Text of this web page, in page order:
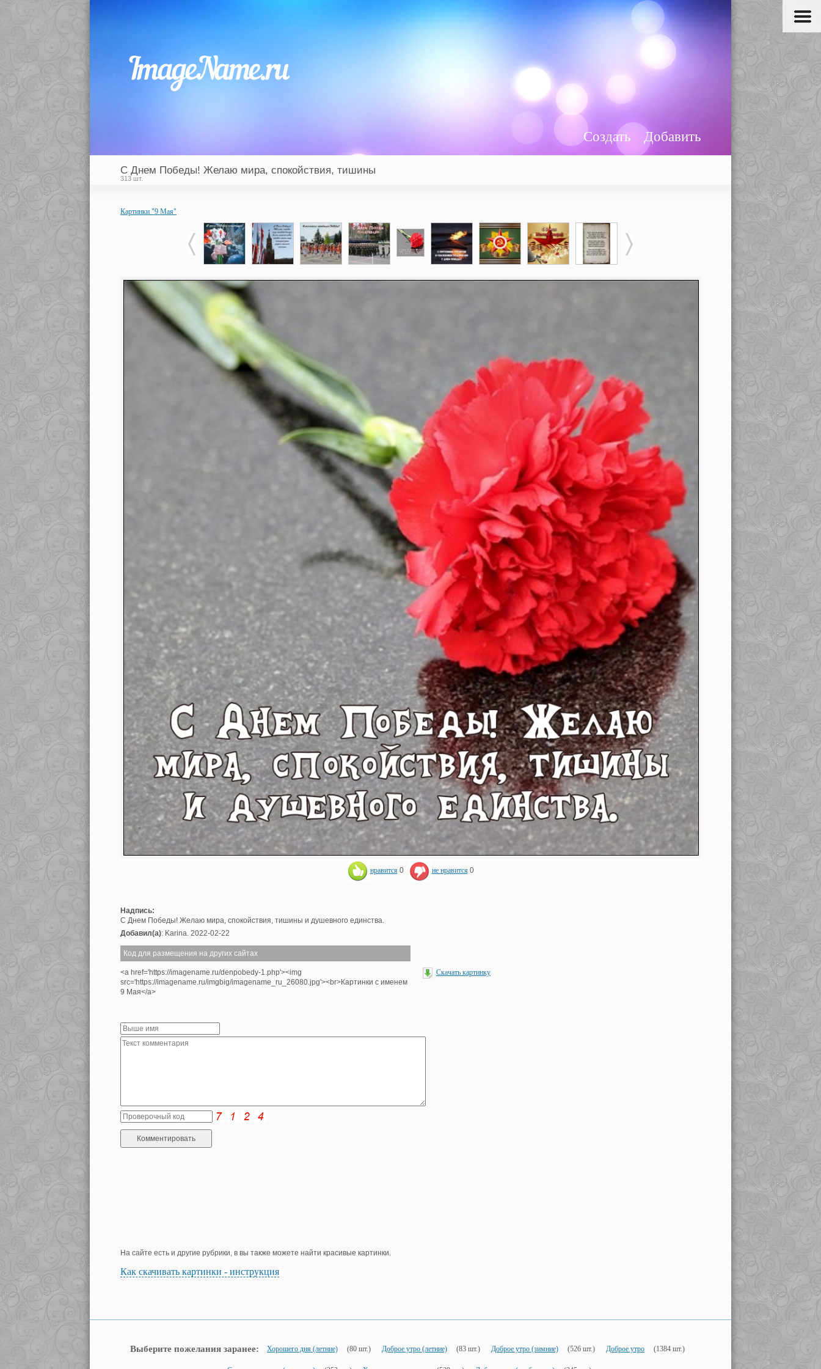
Добавить
Создать
С Днем Победы! Желаю мира, спокойствия, тишины
313 шт.
Картинки "9 Мая"
нравится 0 не нравится 0
Надпись:
С Днем Победы! Желаю мира, спокойствия, тишины и душевного единства.
Добавил(а): Karina. 2022-02-22
Код для размещения на других сайтах
<a href='https://imagename.ru/denpobedy-1.php'><img
src='https://imagename.ru/imgbig/imagename_ru_26080.jpg'><br>Картинки с именем
9 Мая</a>
Скачать картинку
На сайте есть и другие рубрики, в вы также можете найти красивые картинки.
Как скачивать картинки - инструкция
Выберите пожелания заранее: Хорошего дня (летние) (80 шт.) Доброе утро (летние) (83 шт.) Доброе утро (зимние) (526 шт.) Доброе утро (1384 шт.)